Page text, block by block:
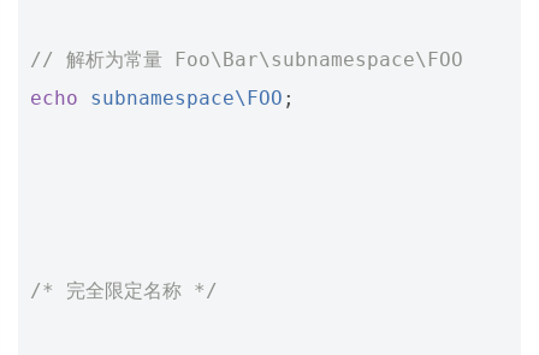
// 解析为常量 Foo\Bar\subnamespace\FOO
echo
subnamespace\FOO ;
/* 完全限定名称 */